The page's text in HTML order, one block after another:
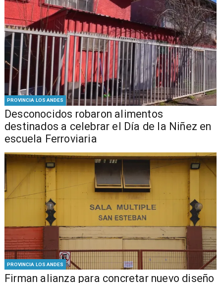
PROVINCIA LOS ANDES
Desconocidos robaron alimentos
destinados a celebrar el Día de la Niñez en
escuela Ferroviaria
PROVINCIA LOS ANDES
​​Firman alianza para concretar nuevo diseño